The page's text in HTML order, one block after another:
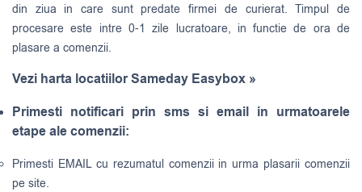
din ziua in care sunt predate firmei de curierat. Timpul de
procesare este intre 0-1 zile lucratoare, in functie de ora de
plasare a comenzii.
Vezi harta locatiilor Sameday Easybox »
Primesti notificari prin sms si email in urmatoarele
etape ale comenzii:
Primesti EMAIL cu rezumatul comenzii in urma plasarii comenzii
pe site.